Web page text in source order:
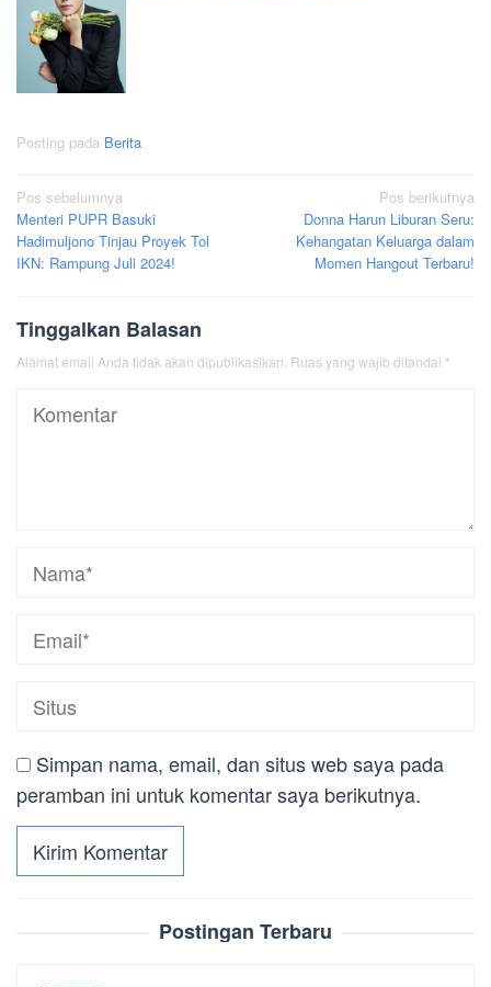
Posting pada Berita
Navigasi
pos
Pos sebelumnya
Menteri PUPR Basuki
Hadimuljono Tinjau Proyek Tol
IKN: Rampung Juli 2024!
Pos berikutnya
Donna Harun Liburan Seru:
Kehangatan Keluarga dalam
Momen Hangout Terbaru!
Tinggalkan Balasan
Alamat email Anda tidak akan dipublikasikan. Ruas yang wajib ditandai *
Simpan nama, email, dan situs web saya pada
peramban ini untuk komentar saya berikutnya.
Postingan Terbaru